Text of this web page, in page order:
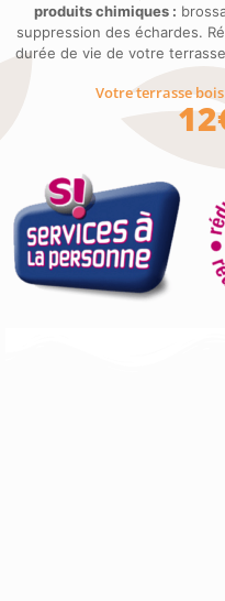
produits chimiques :
suppression des échardes.
durée de vie de votre
Votre terrasse